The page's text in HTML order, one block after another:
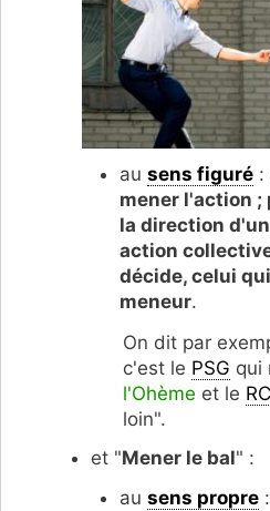
au sens figuré:
mener l'action
la direction
action
décide, celui
meneur.
On dit par
c'est le PSG qui
l'Ohème et le
loin".
et "Mener le bal" :
au sens propre: